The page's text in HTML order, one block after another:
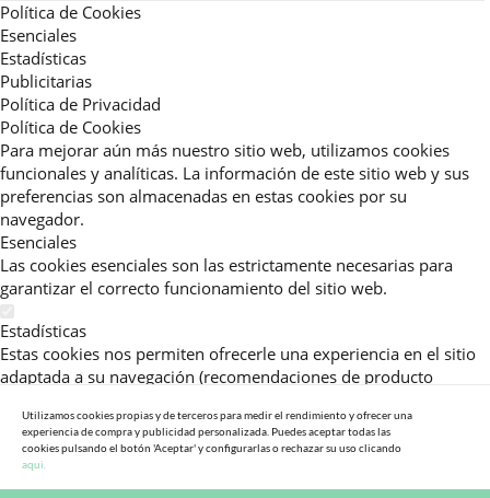
Política de Cookies
Esenciales
Estadísticas
Publicitarias
Política de Privacidad
Política de Cookies
Para mejorar aún más nuestro sitio web, utilizamos cookies
funcionales y analíticas. La información de este sitio web y sus
preferencias son almacenadas en estas cookies por su
navegador.
Esenciales
Las cookies esenciales son las estrictamente necesarias para
garantizar el correcto funcionamiento del sitio web.
Estadísticas
Estas cookies nos permiten ofrecerle una experiencia en el sitio
adaptada a su navegación (recomendaciones de producto
consultadas, etc).Al activar esta cookie, nos ayuda a mejorar aún
más su experiencia.
Publicitarias
Utilizamos cookies propias y de terceros para medir el rendimiento y ofrecer una
experiencia de compra y publicidad personalizada. Puedes aceptar todas las
cookies pulsando el botón 'Aceptar' y configurarlas o rechazar su uso clicando
aqui.